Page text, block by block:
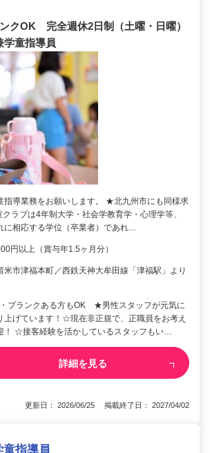
クOK 完全週休2日制（土曜・日曜）
童指導員
指導業務をお願いします。 ★北九州市にも同様求
クラブは4年制大学・社会学教育学・心理学等、
に相応する学位（卒業者）であれ…
円以上（賞与年1.5ヶ月分）
米市津福本町／西鉄天神大牟田線「津福駅」より
ブランクある方もOK ★男性スタッフが元気に
上げています！☆現在非正規で、正職員をお考え
！ ☆接客経験を活かしているスタッフもい…
詳細を見る
更新日： 2026/06/25 掲載終了日： 2027/04/02
指導員